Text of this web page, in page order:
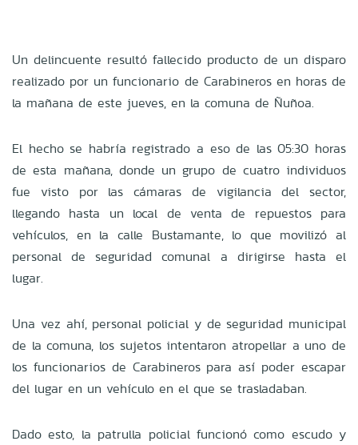
Un delincuente resultó fallecido producto de un disparo
realizado por un funcionario de Carabineros en horas de
la mañana de este jueves, en la comuna de Ñuñoa.
El hecho se habría registrado a eso de las 05:30 horas
de esta mañana, donde un grupo de cuatro individuos
fue visto por las cámaras de vigilancia del sector,
llegando hasta un local de venta de repuestos para
vehículos, en la calle Bustamante, lo que movilizó al
personal de seguridad comunal a dirigirse hasta el
lugar.
Una vez ahí, personal policial y de seguridad municipal
de la comuna, los sujetos intentaron atropellar a uno de
los funcionarios de Carabineros para así poder escapar
del lugar en un vehículo en el que se trasladaban.
Dado esto, la patrulla policial funcionó como escudo y